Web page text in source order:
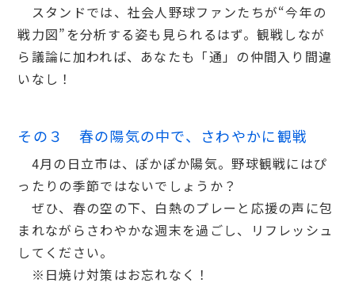
スタンドでは、社会人野球ファンたちが“今年の
戦力図”を分析する姿も見られるはず。観戦しなが
ら議論に加われば、あなたも「通」の仲間入り間違
いなし！
その３ 春の陽気の中で、さわやかに観戦
4月の日立市は、ぽかぽか陽気。野球観戦にはぴ
ったりの季節ではないでしょうか？
ぜひ、春の空の下、白熱のプレーと応援の声に包
まれながらさわやかな週末を過ごし、リフレッシュ
してください。
※日焼け対策はお忘れなく！